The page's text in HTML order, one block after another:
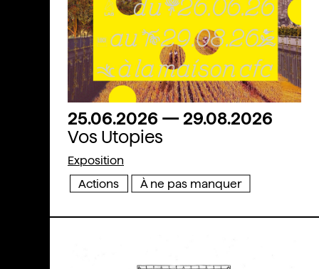
25.06.2026 — 29.08.2026
Vos Utopies
Exposition
Actions
À ne pas manquer